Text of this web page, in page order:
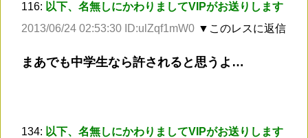
116: 以下、名無しにかわりましてVIPがお送りします
2013/06/24 02:53:30 ID:ulZqf1mW0 ▼このレスに返信
まあでも中学生なら許されると思うよ…
134: 以下、名無しにかわりましてVIPがお送りします